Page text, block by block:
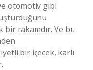
otomotiv gibi
rakamdır. Ve bu
bir içecek, karlı